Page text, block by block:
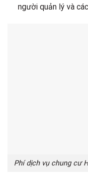
người quản lý và
Phí dịch vụ chung cư